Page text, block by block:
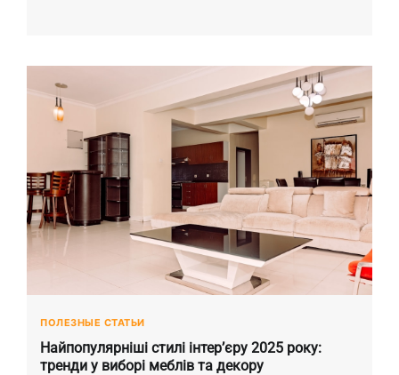
ПОЛЕЗНЫЕ СТАТЬИ
Найпопулярніші стилі інтер’єру 2025 року:
тренди у виборі меблів та декору